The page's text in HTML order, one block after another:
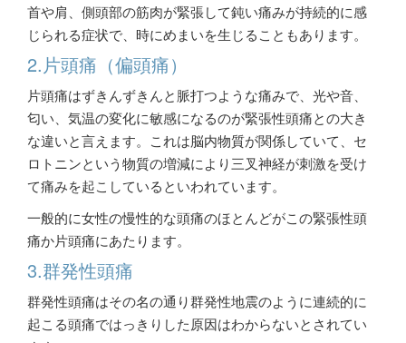
首や肩、側頭部の筋肉が緊張して鈍い痛みが持続的に感
じられる症状で、時にめまいを生じることもあります。
2.片頭痛（偏頭痛）
片頭痛はずきんずきんと脈打つような痛みで、光や音、
匂い、気温の変化に敏感になるのが緊張性頭痛との大き
な違いと言えます。これは脳内物質が関係していて、セ
ロトニンという物質の増減により三叉神経が刺激を受け
て痛みを起こしているといわれています。
一般的に女性の慢性的な頭痛のほとんどがこの緊張性頭
痛か片頭痛にあたります。
3.群発性頭痛
群発性頭痛はその名の通り群発性地震のように連続的に
起こる頭痛ではっきりした原因はわからないとされてい